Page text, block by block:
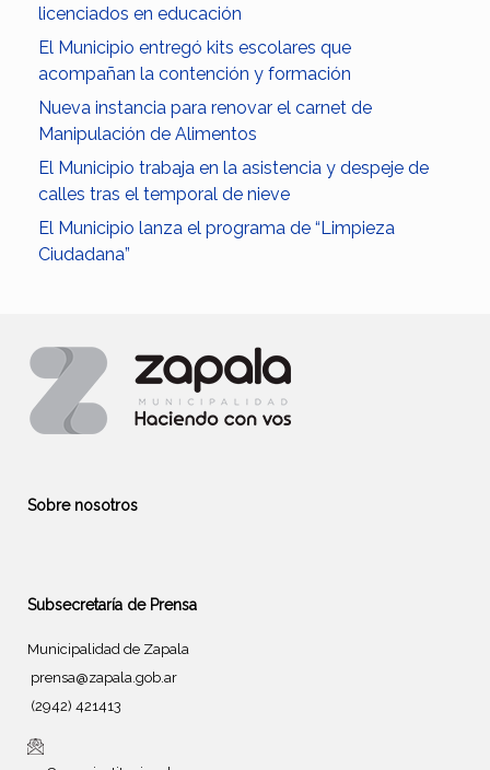
licenciados en educación
El Municipio entregó kits escolares que
acompañan la contención y formación
Nueva instancia para renovar el carnet de
Manipulación de Alimentos
El Municipio trabaja en la asistencia y despeje de
calles tras el temporal de nieve
El Municipio lanza el programa de “Limpieza
Ciudadana”
Sobre nosotros
Subsecretaría de Prensa
Municipalidad de Zapala
prensa@zapala.gob.ar
(2942) 421413